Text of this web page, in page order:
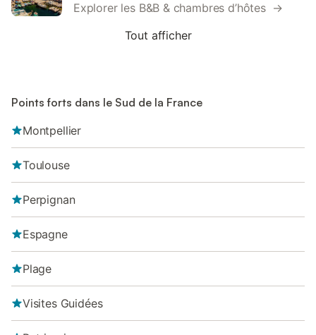
Explorer les B&B & chambres d’hôtes →
Tout afficher
Points forts dans le Sud de la France
Montpellier
Toulouse
Perpignan
Espagne
Plage
Visites Guidées